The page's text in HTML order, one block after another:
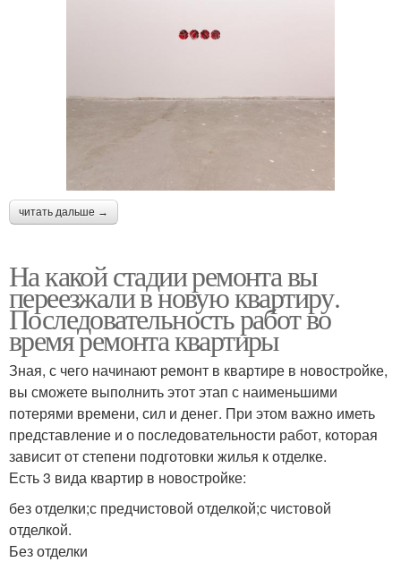
читать дальше →
На какой стадии ремонта вы
переезжали в новую квартиру.
Последовательность работ во
время ремонта квартиры
Зная, с чего начинают ремонт в квартире в новостройке,
вы сможете выполнить этот этап с наименьшими
потерями времени, сил и денег. При этом важно иметь
представление и о последовательности работ, которая
зависит от степени подготовки жилья к отделке.
Есть 3 вида квартир в новостройке:
без отделки;с предчистовой отделкой;с чистовой
отделкой.
Без отделки